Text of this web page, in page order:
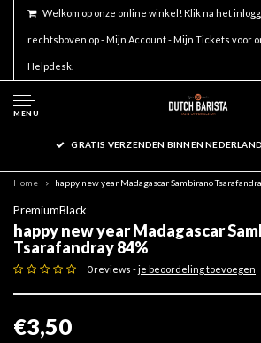
Welkom op onze online winkel! Klik na het
rechtsboven op - Mijn Account - Mijn Tickets voor
Helpdesk.
MENU
GRATIS VERZENDEN BINNEN
Home happy new year Madagascar Sambirano
PremiumBlack
happy new year Madagascar
Tsarafandray 84%
0 reviews -je beoordeling toevoegen
€3,50